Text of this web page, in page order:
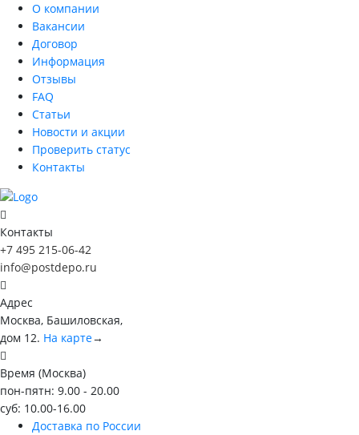
О компании
Вакансии
Договор
Информация
Отзывы
FAQ
Статьи
Новости и акции
Проверить статус
Контакты
Контакты
+7 495 215-06-42
info@postdepo.ru
Адрес
Москва, Башиловская,
дом 12. На карте→
Время (Москва)
пон-пятн: 9.00 - 20.00
суб: 10.00-16.00
Доставка по России